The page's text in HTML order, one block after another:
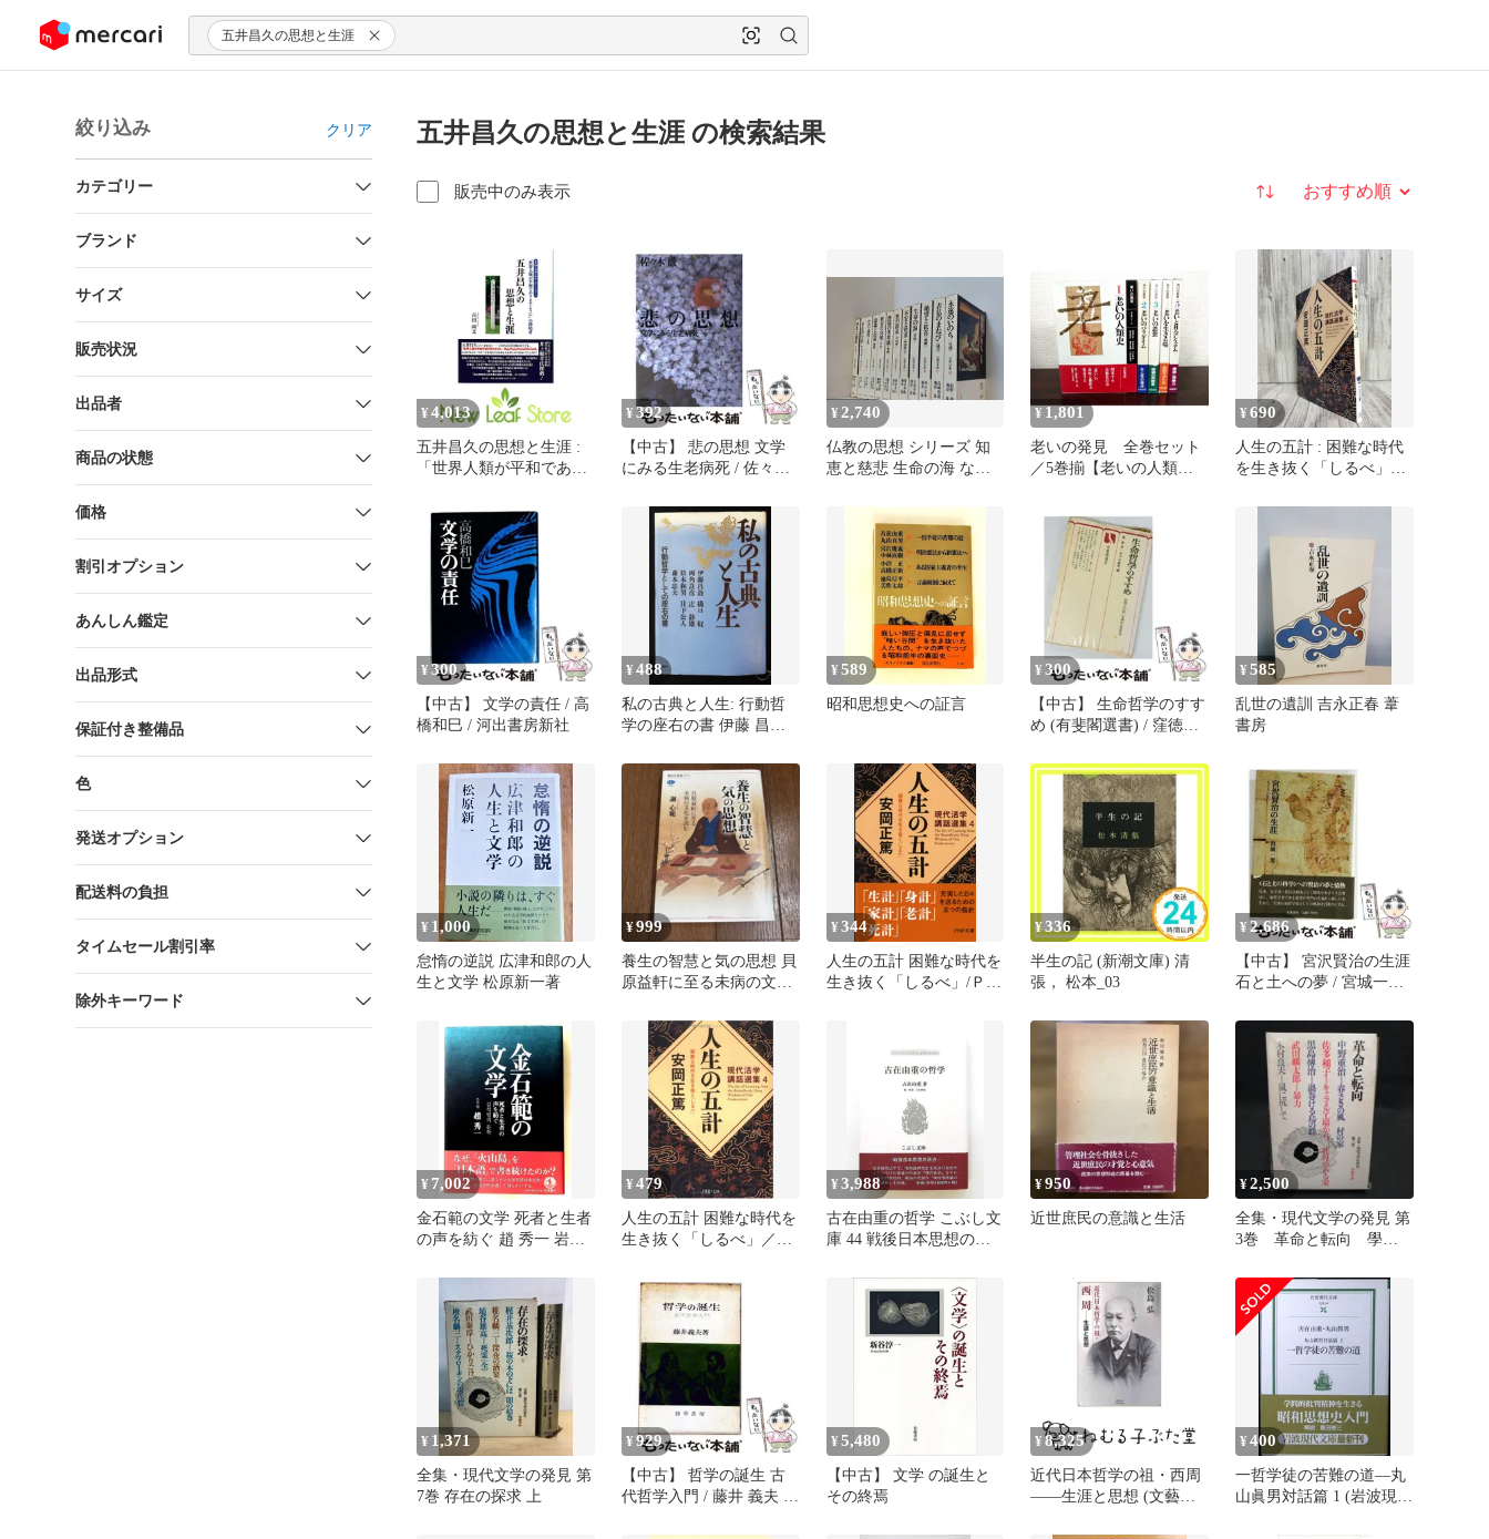
ツにスキップ 五井昌久の思想と生涯
絞り込み クリア
カテゴリー
ブランド
サイズ
販売状況
出品者
商品の状態
価格
割引オプション
あんしん鑑定
出品形式
保証付き整備品
色
発送オプション
配送料の負担
タイムセール割引率
除外キーワード
五井昌久の思想と生涯 の検索結果
販売中のみ表示 並び替え
¥ 4,013
五井昌久の思想と生涯 :
「世界人類が平和であり
田 尚文
¥ 392
【中古】 悲の思想 文学
にみる生老病死 / 佐々木
¥ 2,740
仏教の思想 シリーズ 知
恵と慈悲 生命の海 など
¥ 1,801
老いの発見 全巻セット
／5巻揃【老いの人類史
場／他】岩波書店
¥690
人生の五計 : 困難な時代
を生き抜く「しるべ」
選集) 安岡 正篤
¥ 300
【中古】 文学の責任 / 高
橋和巳 / 河出書房新社
¥488
私の古典と人生: 行動哲
学の座右の書 伊藤 昌哉
¥589
昭和思想史への証言
¥ 300
【中古】 生命哲学のすす
め (有斐閣選書) / 窪徳
¥585
乱世の遺訓 吉永正春 葦
書房
¥ 1,000
怠惰の逆説 広津和郎の人
生と文学 松原新一著
¥999
養生の智慧と気の思想 貝
原益軒に至る未病の文化
¥344
人生の五計 困難な時代を
生き抜く「しるべ」/ＰＨ
¥336
半生の記 (新潮文庫) 清
張， 松本_03
¥ 2,686
【中古】 宮沢賢治の生涯
石と土への夢 / 宮城一男 /
¥ 7,002
金石範の文学 死者と生者
の声を紡ぐ 趙 秀一 岩波
¥479
人生の五計 困難な時代を
生き抜く「しるべ」／安
¥3,988
古在由重の哲学 こぶし文
庫 44 戦後日本思想の原
¥950
近世庶民の意識と生活
¥2,500
全集・現代文学の発見 第
3巻 革命と転向 學藝
¥ 1,371
全集・現代文学の発見 第
7巻 存在の探求 上
¥929
【中古】 哲学の誕生 古
代哲学入門 / 藤井 義夫 /
¥5,480
【中古】 文学 の誕生と
その終焉
¥ 8,325
近代日本哲学の祖・西周
――生涯と思想 (文藝春
¥400
一哲学徒の苦難の道―丸
山眞男対話篇 1 (岩波現代